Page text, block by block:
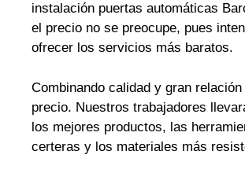
instalación puertas automáticas
el precio no se preocupe, pues
ofrecer los servicios más baratos.
Combinando calidad y gran
precio. Nuestros trabajadores
los mejores productos, las
certeras y los materiales más